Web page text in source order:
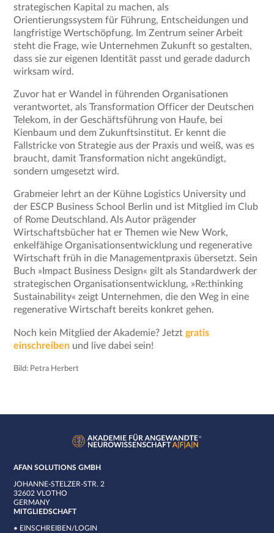
strategischen Kapital zu machen, als
Orientierungssystem für Führung, Entscheidungen und
langfristige Wertschöpfung. Im Zentrum seiner Arbeit
steht die Frage, wie Unternehmen Zukunft so gestalten,
dass sie zur eigenen Identität passt und gerade dadurch
wirksam wird.
Zuvor hat er Wandel in führenden Organisationen
verantwortet, als Transformation Officer der Deutschen
Telekom, in der Geschäftsführung von Haufe, bei
Kienbaum und dem Zukunftsinstitut. Er kennt die
Fallstricke von Strategie aus der Praxis und weiß, was es
braucht, damit Transformation nicht angekündigt,
sondern umgesetzt wird.
Grabmeier lehrt an der Kühne Logistics University und
der ESCP Business School Berlin und ist Mitglied im Club
of Rome Deutschland. Als Autor prägender
Wirtschaftsbücher hat er Themen wie New Work,
enkelfähige Organisationsentwicklung und regenerative
Wirtschaft früh in die Managementpraxis übersetzt. Sein
Buch »Impact Business Design« gilt als Standardwerk der
strategischen Organisationsentwicklung, »Re:thinking
Sustainability« zeigt Unternehmen, die den Weg in eine
regenerative Wirtschaft bereits konkret gehen.
Noch kein Mitglied der Akademie? Jetztgratis
einschreiben und live dabei sein!
Bild: Petra Herbert
AFAN SOLUTIONS GMBH
JOHANNE-STELZER-STR. 2
32602 VLOTHO
GERMANY
MITGLIEDSCHAFT
• EINSCHREIBEN/LOGIN